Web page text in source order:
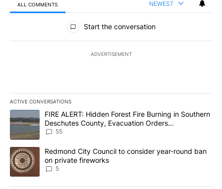
ALL COMMENTS NEWEST
All Comments
Start the conversation
ADVERTISEMENT
ACTIVE CONVERSATIONS
The following is a list of the most commented articles in the last
A trending article titled "FIRE ALERT: Hidden Forest Fire
FIRE ALERT: Hidden Forest Fire Burning in Southern
Deschutes County, Evacuation Orders
Implemented
55
A trending article titled "Redmond City Council to consider
Redmond City Council to consider year-round ban
on private fireworks
5